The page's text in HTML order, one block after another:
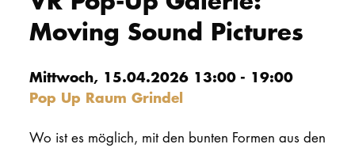
Moving Sound Pictures
Mittwoch, 15.04.2026 13:00 - 19:00
Pop Up Raum Grindel
Wo ist es möglich, mit den bunten Formen aus den
Intranet